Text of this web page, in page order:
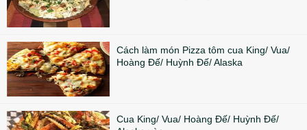
Cách làm món Pizza tôm cua King/ Vua/
Hoàng Đế/ Huỳnh Đế/ Alaska
Cua King/ Vua/ Hoàng Đế/ Huỳnh Đế/